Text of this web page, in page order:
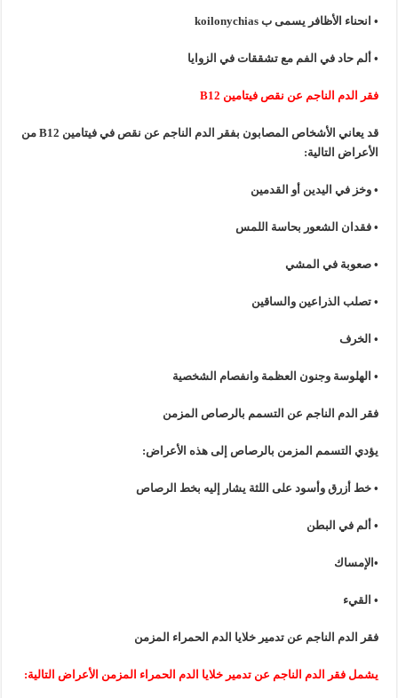
• انحناء الأظافر يسمى بkoilonychias
• ألم حادفي الفم مع تشققات في الزوايا
فقر الدم الناجم عن نقصفيتامين B12
قد يعاني الأشخاص المصابون بفقر الدم الناجم عن نقصفي فيتامين B12 من
الأعراض التالية:
• وخزفي اليدين أو القدمين
•فقدان الشعور بحاسة اللمس
•صعوبة في المشي
•تصلب الذراعين والساقين
• الخرف
• الهلوسة وجنون العظمة وانفصام الشخصية
فقر الدم الناجم عن التسمم بالرصاص المزمن
يؤدي التسمم المزمن بالرصاص إلى هذه الأعراض:
•خط أزرق وأسود على اللثة يشار إليه بخط الرصاص
• ألمفي البطن
•الإمساك
• القيء
فقر الدم الناجم عن تدمير خلايا الدم الحمراء المزمن
يشمل فقر الدم الناجم عن تدمير خلايا الدم الحمراء المزمن الأعراض التالية: